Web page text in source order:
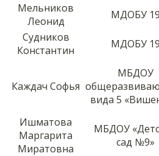
Мельников
Леонид
МДОБУ 19
Судников
Константин
МДОБУ 19
Каждач Софья
МБДОУ
вида 5
Ишматова
Маргарита
Миратовна
МБДОУ
сад №9»